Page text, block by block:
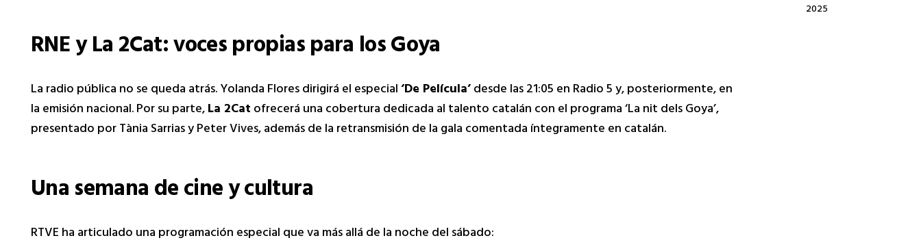
RNE y La 2Cat: voces propias para los Goya
La radio pública no se queda atrás. Yolanda Flores dirigirá el especial‘De Película’desde las 21:05 en Radio 5 y, posteriormente, en
la emisión nacional. Por su parte,La 2Catofrecerá una cobertura dedicada al talento catalán con el programa ‘La nit dels Goya’,
presentado por Tània Sarrias y Peter Vives, además de la retransmisión de la gala comentada íntegramente en catalán.
Una semana de cine y cultura
RTVE ha articulado una programación especial que va más allá de la noche del sábado:
2025